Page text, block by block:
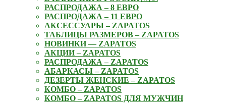
РАСПРОДАЖА – 8 ЕВРО
РАСПРОДАЖА – 11 ЕВРО
АКСЕССУАРЫ – ZAPATOS
ТАБЛИЦЫ РАЗМЕРОВ – ZAPATOS
НОВИНКИ — ZAPATOS
АКЦИИ – ZAPATOS
РАСПРОДАЖА – ZAPATOS
АБАРКАСЫ – ZAPATOS
ДЕЗЕРТЫ ЖЕНСКИЕ – ZAPATOS
КОМБО – ZAPATOS
КОМБО – ZAPATOS ДЛЯ МУЖЧИН